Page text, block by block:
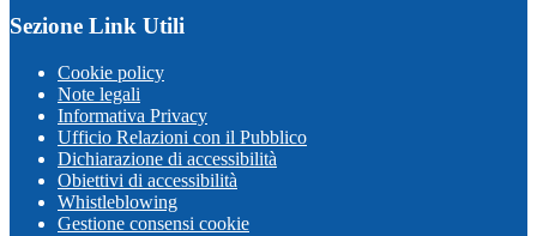
Sezione Link Utili
Cookie policy
Note legali
Informativa Privacy
Ufficio Relazioni con il Pubblico
Dichiarazione di accessibilità
Obiettivi di accessibilità
Whistleblowing
Gestione consensi cookie